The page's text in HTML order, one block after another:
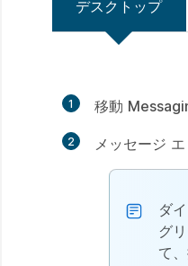
デスクトップ
1 移動
2 メッセージ
ダ
グ
て